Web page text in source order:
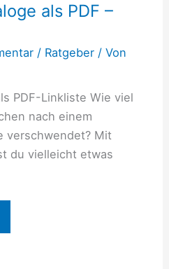
als PDF –
/ Ratgeber/ Von
PDF-Linkliste Wie viel
nach einem
verschwendet? Mit
du vielleicht etwas